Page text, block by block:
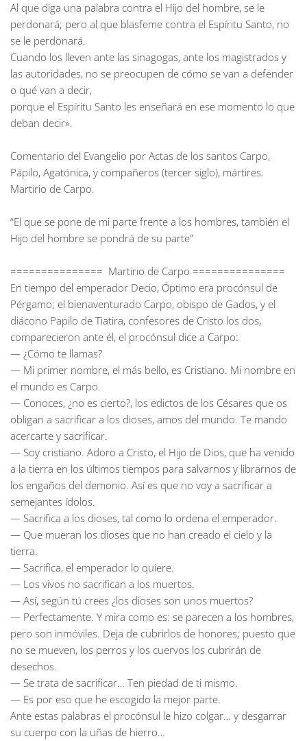
Al que diga una palabra contra el Hijo del hombre, se le
perdonará; pero al que blasfeme contra el Espíritu Santo, no
se le perdonará.
Cuando los lleven ante las sinagogas, ante los magistrados y
las autoridades, no se preocupen de cómo se van a defender
o qué van a decir,
porque el Espíritu Santo les enseñará en ese momento lo que
deban decir».
Comentario del Evangelio por Actas de los santos Carpo,
Pápilo, Agatónica, y compañeros (tercer siglo), mártires.
Martirio de Carpo.
“El que se pone de mi parte frente a los hombres, también el
Hijo del hombre se pondrá de su parte”
=============== Martirio de Carpo ===============
En tiempo del emperador Decio, Óptimo era procónsul de
Pérgamo; el bienaventurado Carpo, obispo de Gados, y el
diácono Papilo de Tiatira, confesores de Cristo los dos,
comparecieron ante él, el procónsul dice a Carpo:
— ¿Cómo te llamas?
— Mi primer nombre, el más bello, es Cristiano. Mi nombre en
el mundo es Carpo.
— Conoces, ¿no es cierto?, los edictos de los Césares que os
obligan a sacrificar a los dioses, amos del mundo. Te mando
acercarte y sacrificar.
— Soy cristiano. Adoro a Cristo, el Hijo de Dios, que ha venido
a la tierra en los últimos tiempos para salvarnos y librarnos de
los engaños del demonio. Así es que no voy a sacrificar a
semejantes ídolos.
— Sacrifica a los dioses, tal como lo ordena el emperador.
— Que mueran los dioses que no han creado el cielo y la
tierra.
— Sacrifica, el emperador lo quiere.
— Los vivos no sacrifican a los muertos.
— Así, según tú crees ¿los dioses son unos muertos?
— Perfectamente. Y mira como es: se parecen a los hombres,
pero son inmóviles. Deja de cubrirlos de honores; puesto que
no se mueven, los perros y los cuervos los cubrirán de
desechos.
— Se trata de sacrificar… Ten piedad de ti mismo.
— Es por eso que he escogido la mejor parte.
Ante estas palabras el procónsul le hizo colgar… y desgarrar
su cuerpo con la uñas de hierro…